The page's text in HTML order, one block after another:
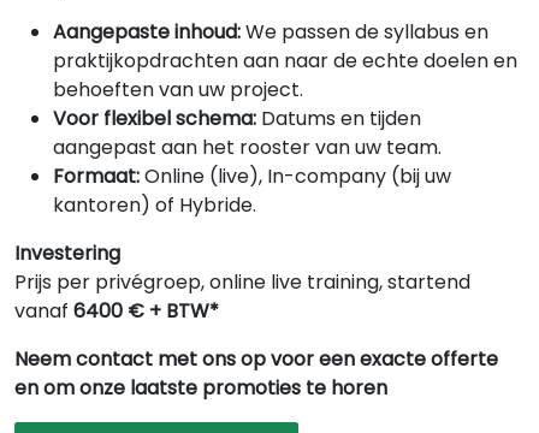
Aangepaste inhoud:We passen de syllabus en
praktijkopdrachten aan naar de echte doelen en
behoeften van uw project.
Voor flexibel schema: Datums en tijden
aangepast aan het rooster van uw team.
Formaat:Online (live), In-company (bij uw
kantoren) of Hybride.
Investering
Prijs per privégroep, online live training, startend
vanaf 6400 € + BTW*
Neem contact met ons op voor een exacte offerte
en om onze laatste promoties te horen